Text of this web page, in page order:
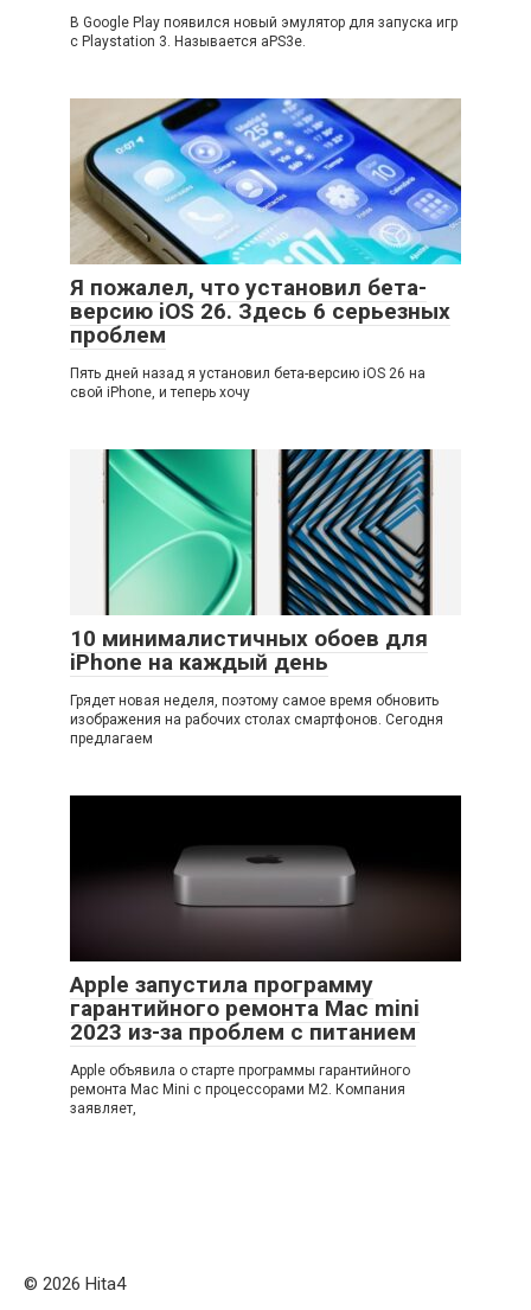
В Google Play появился новый эмулятор для запуска игр
с Playstation 3. Называется aPS3e.
Я пожалел, что установил бета-
версию iOS 26. Здесь 6 серьезных
проблем
Пять дней назад я установил бета-версию iOS 26 на
свой iPhone, и теперь хочу
10 минималистичных обоев для
iPhone на каждый день
Грядет новая неделя, поэтому самое время обновить
изображения на рабочих столах смартфонов. Сегодня
предлагаем
Apple запустила программу
гарантийного ремонта Mac mini
2023 из-за проблем с питанием
Apple объявила о старте программы гарантийного
ремонта Mac Mini с процессорами M2. Компания
заявляет,
© 2026 Нita4